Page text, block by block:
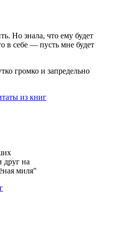
Но знала, что ему будет
в себе — пусть мне будет
громко и запредельно
из книг
друг на
миля"